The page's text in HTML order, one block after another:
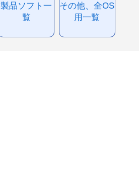
製品ソフト一
覧
その他、全OS
用一覧